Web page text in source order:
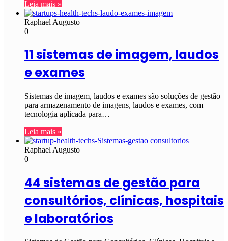
Leia mais »
Raphael Augusto
0
11 sistemas de imagem, laudos
e exames
Sistemas de imagem, laudos e exames são soluções de gestão
para armazenamento de imagens, laudos e exames, com
tecnologia aplicada para…
Leia mais »
Raphael Augusto
0
44 sistemas de gestão para
consultórios, clínicas, hospitais
e laboratórios